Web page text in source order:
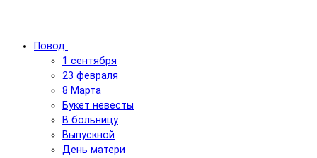
Повод
1 сентября
23 февраля
8 Марта
Букет невесты
В больницу
Выпускной
День матери